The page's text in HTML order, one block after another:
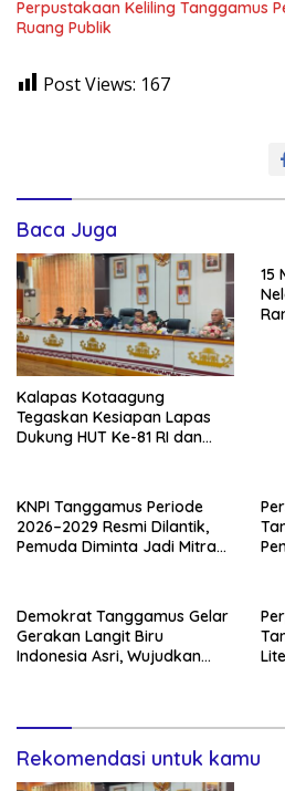
Perpustakaan Keliling Tanggamus
Ruang Publik
Post Views: 167
Baca Juga
Kalapas Kotaagung
Tegaskan Kesiapan Lapas
Dukung HUT Ke-81 RI dan
15
KNPI Tanggamus Periode
2026–2029 Resmi Dilantik,
Pemuda Diminta Jadi Mitra
Demokrat Tanggamus Gelar
Gerakan Langit Biru
Indonesia Asri, Wujudkan
Rekomendasi untuk kamu